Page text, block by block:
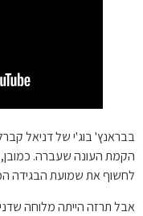
בבראנץ' בוג'י של דניאל
הקמת העונה שעברה.
לחשוף את שמועת הבגידה
אבל תרזה הייתה מלוחה